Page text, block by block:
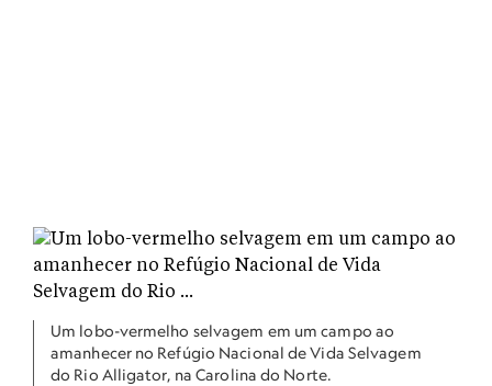
Um lobo-vermelho selvagem em um campo ao
amanhecer no Refúgio Nacional de Vida Selvagem
do Rio Alligator, na Carolina do Norte.